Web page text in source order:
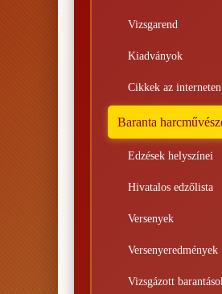
Vizsgarend
Kiadványok
Cikkek az interneten
Baranta
Edzések helyszínei
Hivatalos edzőlista
Versenyek
Versenyeredmények
Vizsgázott